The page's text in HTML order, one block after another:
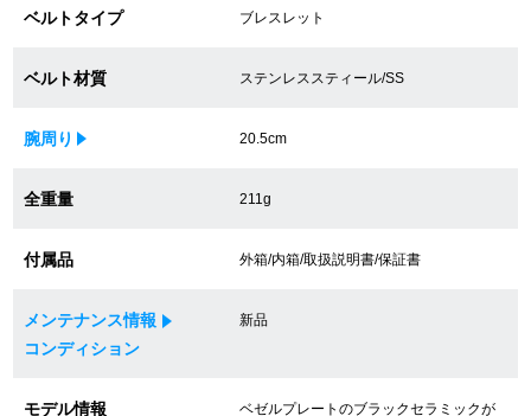
75%以上保証！中古商品高価買戻し
修理・メンテナンスをご希望の方
ベルトタイプ ブレスレット
ベルト材質 ステンレススティール/SS
腕周り 20.5cm
全重量 211g
付属品 外箱/内箱/取扱説明書/保証書
メンテナンス情報
コンディション
新品
モデル情報
ベゼルプレートのブラックセラミックが